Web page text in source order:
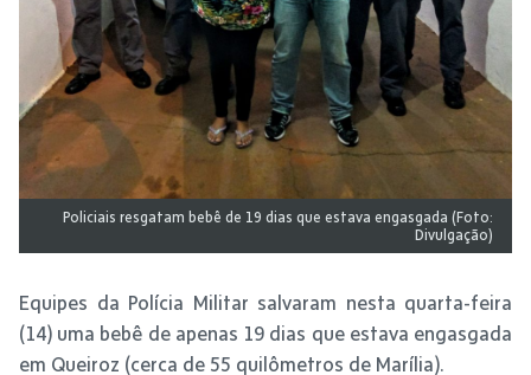
Policiais resgatam bebê de 19 dias que estava engasgada (Foto:
Divulgação)
Equipes da Polícia Militar salvaram nesta quarta-feira
(14) uma bebê de apenas 19 dias que estava engasgada
em Queiroz (cerca de 55 quilômetros de Marília).